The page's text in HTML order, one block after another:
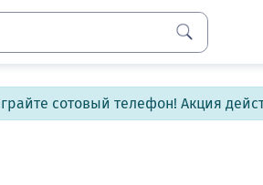
сотовый телефон! Акция